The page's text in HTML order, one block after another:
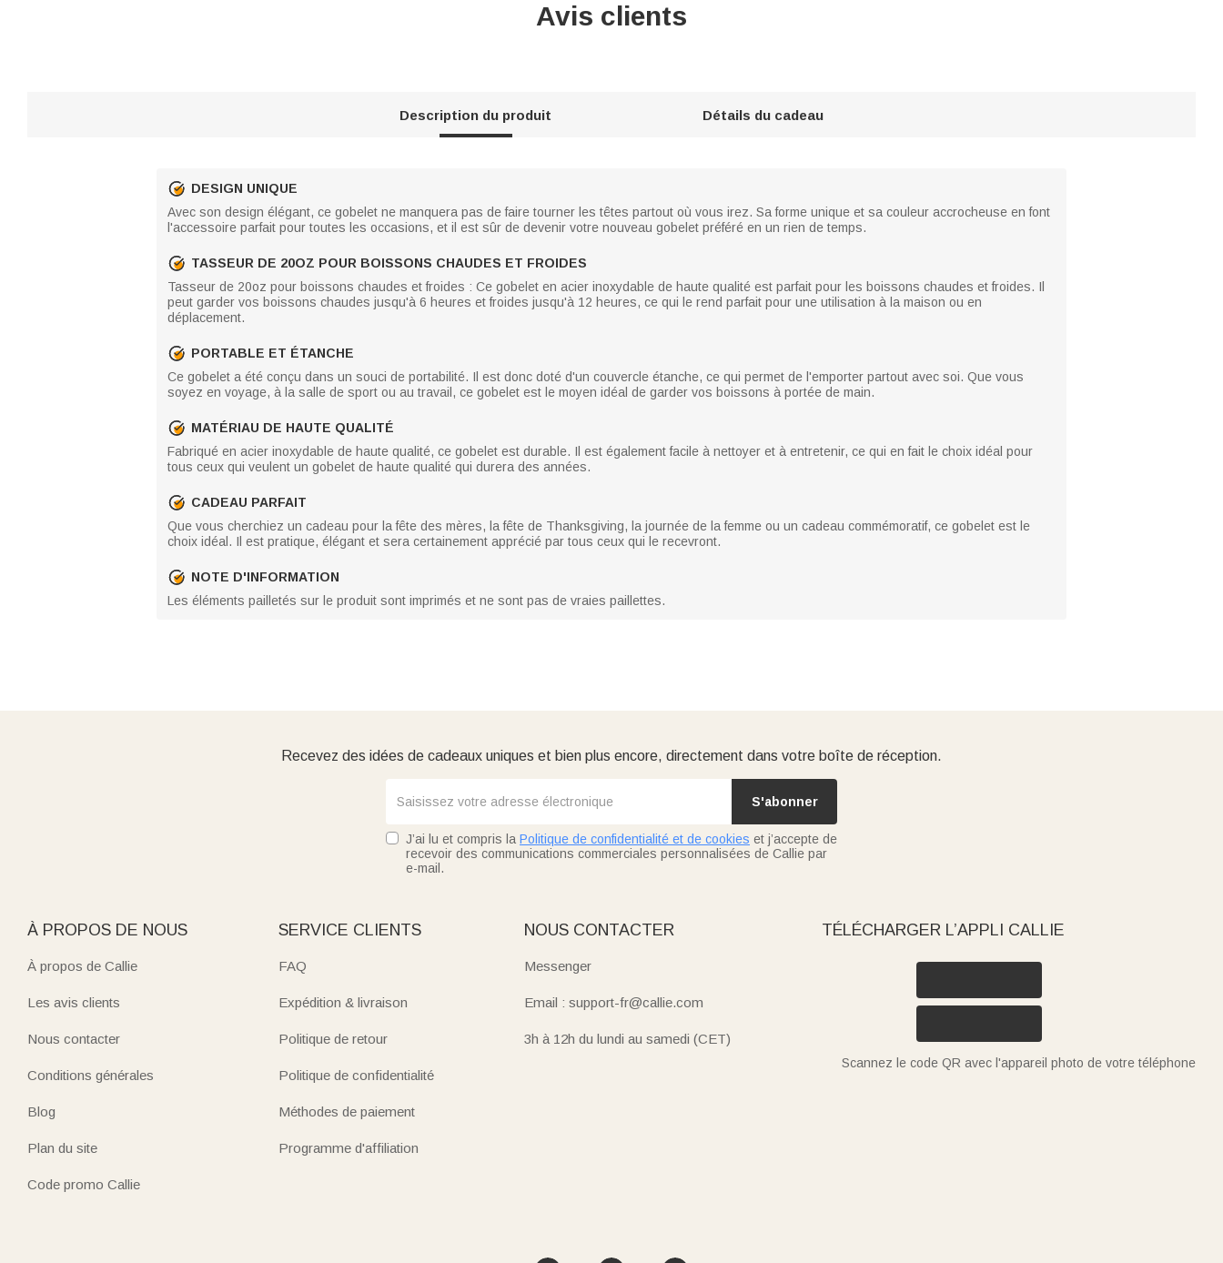
Avis clients
Description du produit Détails du cadeau
DESIGN UNIQUE
Avec son design élégant, ce gobelet ne manquera pas de faire tourner les têtes partout où vous irez. Sa forme unique et sa couleur accrocheuse en font
l'accessoire parfait pour toutes les occasions, et il est sûr de devenir votre nouveau gobelet préféré en un rien de temps.
TASSEUR DE 20OZ POUR BOISSONS CHAUDES ET FROIDES
Tasseur de 20oz pour boissons chaudes et froides : Ce gobelet en acier inoxydable de haute qualité est parfait pour les boissons chaudes et froides. Il
peut garder vos boissons chaudes jusqu'à 6 heures et froides jusqu'à 12 heures, ce qui le rend parfait pour une utilisation à la maison ou en
déplacement.
PORTABLE ET ÉTANCHE
Ce gobelet a été conçu dans un souci de portabilité. Il est donc doté d'un couvercle étanche, ce qui permet de l'emporter partout avec soi. Que vous
soyez en voyage, à la salle de sport ou au travail, ce gobelet est le moyen idéal de garder vos boissons à portée de main.
MATÉRIAU DE HAUTE QUALITÉ
Fabriqué en acier inoxydable de haute qualité, ce gobelet est durable. Il est également facile à nettoyer et à entretenir, ce qui en fait le choix idéal pour
tous ceux qui veulent un gobelet de haute qualité qui durera des années.
CADEAU PARFAIT
Que vous cherchiez un cadeau pour la fête des mères, la fête de Thanksgiving, la journée de la femme ou un cadeau commémoratif, ce gobelet est le
choix idéal. Il est pratique, élégant et sera certainement apprécié par tous ceux qui le recevront.
NOTE D'INFORMATION
Les éléments pailletés sur le produit sont imprimés et ne sont pas de vraies paillettes.
Recevez des idées de cadeaux uniques et bien plus encore, directement dans votre boîte de réception.
S'abonner
J’ai lu et compris la Politique de confidentialité et de cookies et j’accepte de
recevoir des communications commerciales personnalisées de Callie par
e-mail.
À PROPOS DE NOUS
À propos de Callie
Les avis clients
Nous contacter
Conditions générales
Blog
Plan du site
Code promo Callie
SERVICE CLIENTS
FAQ
Expédition & livraison
Politique de retour
Politique de confidentialité
Méthodes de paiement
Programme d'affiliation
NOUS CONTACTER
Messenger
Email : support-fr@callie.com
3h à 12h du lundi au samedi (CET)
TÉLÉCHARGER L’APPLI CALLIE
Scannez le code QR avec l'appareil photo de votre téléphone